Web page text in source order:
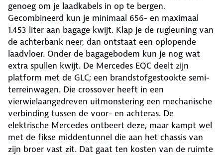
genoeg om je laadkabels in op te bergen.
Gecombineerd kun je minimaal 656- en maximaal
1.453 liter aan bagage kwijt. Klap je de rugleuning van
de achterbank neer, dan ontstaat een oplopende
laadvloer. Onder de bagagebodem kun je nog wat
extra spullen kwijt. De Mercedes EQC deelt zijn
platform met de GLC; een brandstofgestookte semi-
terreinwagen. Die crossover heeft in een
vierwielaangedreven uitmonstering een mechanische
verbinding tussen de voor- en achteras. De
elektrische Mercedes ontbeert deze, maar kampt wel
met de fikse middentunnel die aan het chassis van
zijn broer vast zit. Dat gaat ten kosten van de ruimte